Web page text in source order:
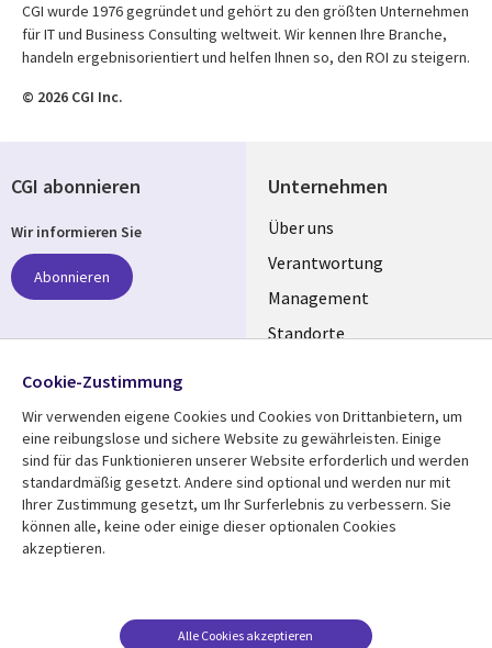
CGI wurde 1976 gegründet und gehört zu den größten Unternehmen
für IT und Business Consulting weltweit. Wir kennen Ihre Branche,
handeln ergebnisorientiert und helfen Ihnen so, den ROI zu steigern.
© 2026 CGI Inc.
Unternehmen
Useful
links
GERMANY
Über uns
Verantwortung
Management
Standorte
Mediathek
Library
GERMANY
Aktuelles
Rechtliches
Beschwerden/Hinweise
CGI abonnieren
Wir informieren Sie
Abonnieren
Folgen Sie uns
Social
Media
GERMANY
Cookie-Zustimmung
Wir verwenden eigene Cookies und Cookies von Drittanbietern, um
eine reibungslose und sichere Website zu gewährleisten. Einige
sind für das Funktionieren unserer Website erforderlich und werden
standardmäßig gesetzt. Andere sind optional und werden nur mit
Ihrer Zustimmung gesetzt, um Ihr Surferlebnis zu verbessern. Sie
können alle, keine oder einige dieser optionalen Cookies
akzeptieren.
Alle Cookies akzeptieren